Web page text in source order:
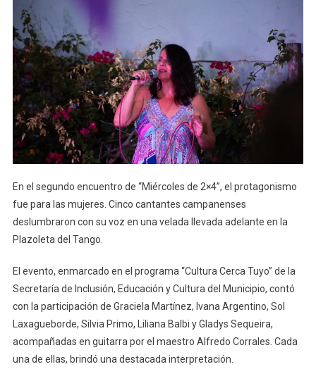
En el segundo encuentro de “Miércoles de 2×4”, el protagonismo
fue para las mujeres. Cinco cantantes campanenses
deslumbraron con su voz en una velada llevada adelante en la
Plazoleta del Tango.
El evento, enmarcado en el programa “Cultura Cerca Tuyo” de la
Secretaría de Inclusión, Educación y Cultura del Municipio, contó
con la participación de Graciela Martínez, Ivana Argentino, Sol
Laxagueborde, Silvia Primo, Liliana Balbi y Gladys Sequeira,
acompañadas en guitarra por el maestro Alfredo Corrales. Cada
una de ellas, brindó una destacada interpretación.